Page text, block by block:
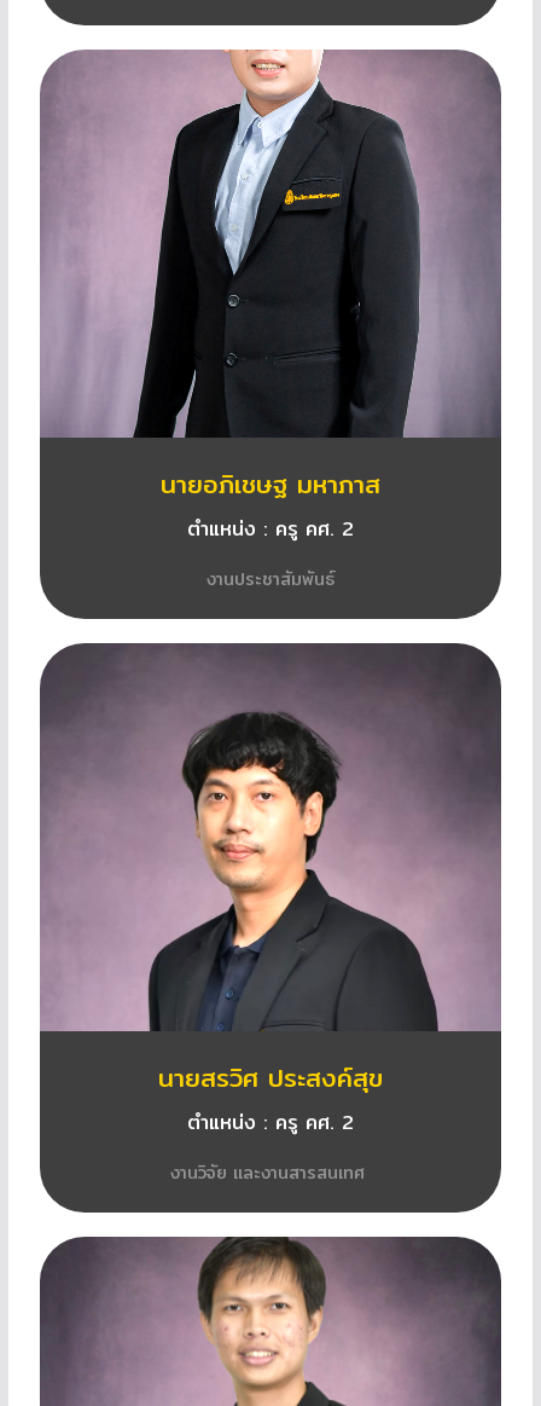
นายอภิเชษฐ มหาภาส
ตำแหน่ง : ครู คศ. 2
งานประชาสัมพันธ์
นายสรวิศ ประสงค์สุข
ตำแหน่ง : ครู คศ. 2
งานวิจัย และงานสารสนเทศ